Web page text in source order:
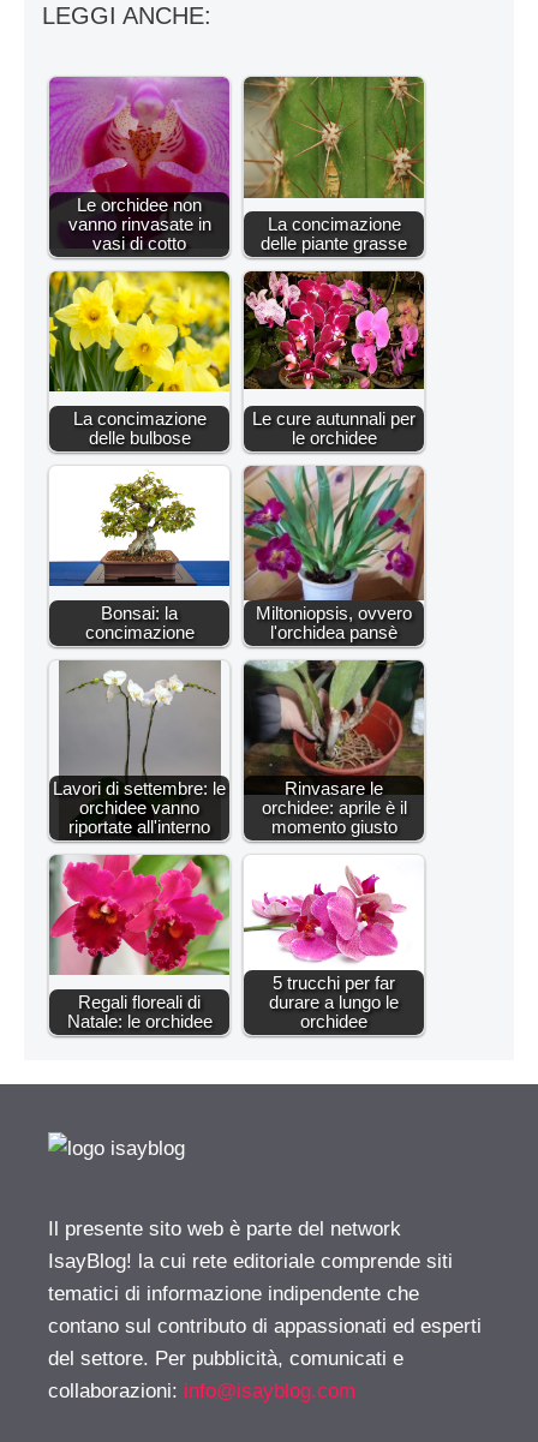
LEGGI ANCHE:
Le orchidee non
vanno rinvasate in
vasi di cotto
La concimazione
delle piante grasse
La concimazione
delle bulbose
Le cure autunnali per
le orchidee
Bonsai: la
concimazione
Miltoniopsis, ovvero
l'orchidea pansè
Lavori di settembre: le
orchidee vanno
riportate all'interno
Rinvasare le
orchidee: aprile è il
momento giusto
Regali floreali di
Natale: le orchidee
5 trucchi per far
durare a lungo le
orchidee
Il presente sito web è parte del network
IsayBlog! la cui rete editoriale comprende siti
tematici di informazione indipendente che
contano sul contributo di appassionati ed esperti
del settore. Per pubblicità, comunicati e
collaborazioni: info@isayblog.com